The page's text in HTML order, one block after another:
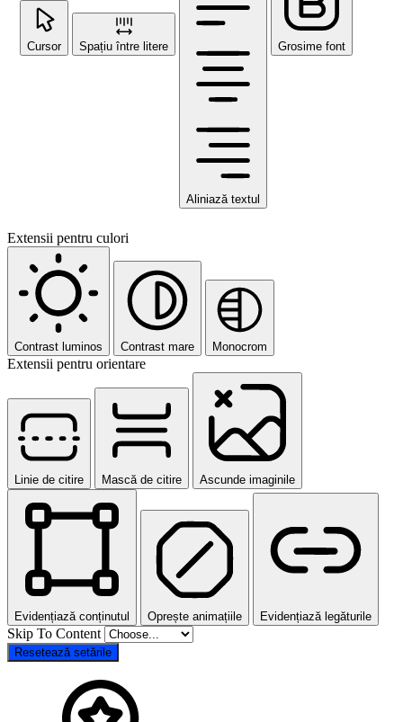
Cursor Spațiu între litere
Aliniază textul
Grosime font
Extensii pentru culori
Contrast luminos Contrast mare Monocrom
Extensii pentru orientare
Linie de citire Mască de citire Ascunde imaginile
Evidențiază conținutul Oprește animațiile Evidențiază legăturile
Skip To Content
Resetează setările